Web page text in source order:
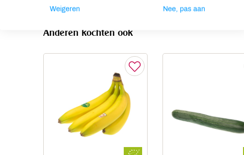
Anderen kochten ook
Weigeren Nee, pas aan